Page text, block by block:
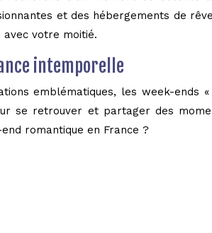
et des hébergements de
votre moitié.
intemporelle
emblématiques, les week-ends
se retrouver et partager des
romantique en France ?